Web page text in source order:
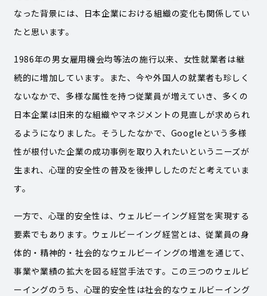
なった背景には、日本企業における組織の変化も関係してい
たと思います。
1986年の男女雇用機会均等法の施行以来、女性就業者は継
続的に増加しています。また、今や外国人の就業者も珍しく
ないなかで、多様な属性を持つ従業員が増えていき、多くの
日本企業は旧来的な組織やマネジメントの見直しが求められ
るようになりました。そうしたなかで、Googleという多様
性が根付いた企業の成功事例を取り入れたいというニーズが
生まれ、心理的安全性の普及を後押ししたのだと考えていま
す。
一方で、心理的安全性は、ウェルビーイング経営を実現する
要素でもあります。ウェルビーイング経営とは、従業員の身
体的・精神的・社会的なウェルビーイングの増進を通じて、
事業や業績の拡大を図る経営手法です。この三つのウェルビ
ーイングのうち、心理的安全性は社会的なウェルビーイング